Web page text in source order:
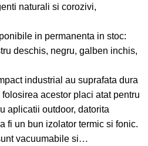
termic si fonic.
vacuumabile si